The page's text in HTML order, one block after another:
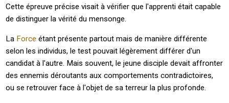
Cette épreuve précise visait à vérifier que l'apprenti était capable
de distinguer la vérité du mensonge.
La Force étant présente partout mais de manière différente
selon les individus, le test pouvait légèrement différer d'un
candidat à l'autre. Mais souvent, le jeune disciple devait affronter
des ennemis déroutants aux comportements contradictoires,
ou se retrouver face à l'objet de sa terreur la plus profonde.